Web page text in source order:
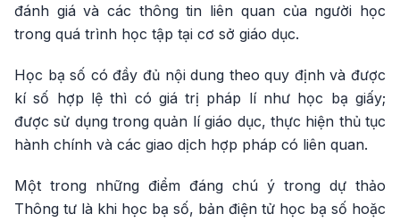
đánh giá và các thông tin liên quan của người học
trong quá trình học tập tại cơ sở giáo dục.
Học bạ số có đầy đủ nội dung theo quy định và được
kí số hợp lệ thì có giá trị pháp lí như học bạ giấy;
được sử dụng trong quản lí giáo dục, thực hiện thủ tục
hành chính và các giao dịch hợp pháp có liên quan.
Một trong những điểm đáng chú ý trong dự thảo
Thông tư là khi học bạ số, bản điện tử học bạ số hoặc